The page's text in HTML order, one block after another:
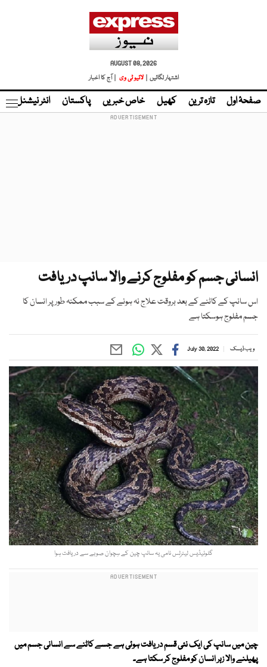
AUGUST 08, 2026
اشتہار لگائیں |
لائیو ٹی وی | آج کا اخبار
صفحۂ اول تازہ ترین کھیل خاص خبریں پاکستان انٹر نیشنل
انسانی جسم کو مفلوج کرنے والا سانپ دریافت
اس سانپ کے کاٹنے کے بعد بروقت علاج نہ ہونے کے سبب ممکنہ طور پر انسان کا
جسم مفلوج ہوسکتا ہے
ویب ڈیسک July 30, 2022
گلوئیڈیس لیٹرلِس نامی یہ سانپ چین کے سِچوان صوبے سے دریافت ہوا
چین میں سانپ کی ایک نئی قسم دریافت ہوئی ہے جسے کاٹنے سے انسانی جسم میں
پھیلنے والا زہر انسان کو مفلوج کر سکتا ہے۔